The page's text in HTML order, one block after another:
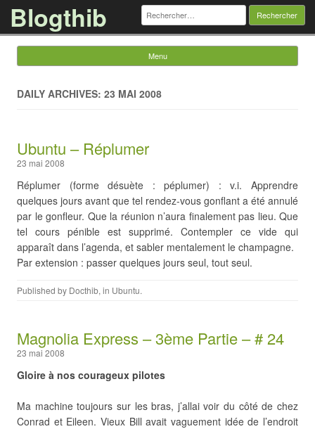
Blogthib Rechercher :
Menu
DAILY ARCHIVES: 23 MAI 2008
Ubuntu – Réplumer
23 mai 2008
Réplumer (forme désuète : péplumer) : v.i. Apprendre
quelques jours avant que tel rendez-vous gonflant a été annulé
par le gonfleur. Que la réunion n’aura finalement pas lieu. Que
tel cours pénible est supprimé. Contempler ce vide qui
apparaît dans l’agenda, et sabler mentalement le champagne.
Par extension : passer quelques jours seul, tout seul.
Published by Docthib, in Ubuntu.
Magnolia Express – 3ème Partie – # 24
23 mai 2008
Gloire à nos courageux pilotes
Ma machine toujours sur les bras, j’allai voir du côté de chez
Conrad et Eileen. Vieux Bill avait vaguement idée de l’endroit